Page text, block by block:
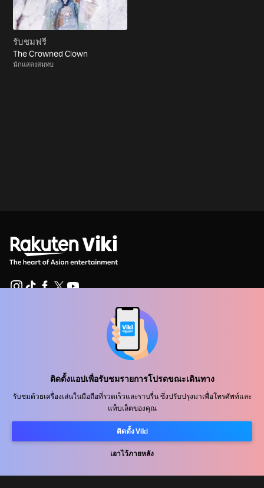
ติดตั้งแอปเพื่อรับชมรายการโปรดขณะเดินทาง
รับชมด้วยเครื่องเล่นในมือถือที่รวดเร็วและราบรื่น ซึ่งปรับปรุงมาเพื่อโทรศัพท์และ
แท็บเล็ตของคุณ
ติดตั้ง Viki
เอาไว้ภายหลัง
รับชมฟรี
The Crowned Clown
นักแสดงสมทบ
พันธมิตรด้านการเผยแพร่
ผู้โฆษณา
ข้อกำหนดการใช้งาน
นโยบายเกี่ยวกับคุกกี้และเทคโนโลยีการติดตาม